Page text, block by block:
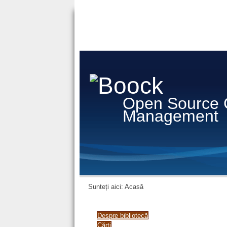
Open Source
Management
Sunteți aici: Acasă
Despre bibliotecă
Cărți